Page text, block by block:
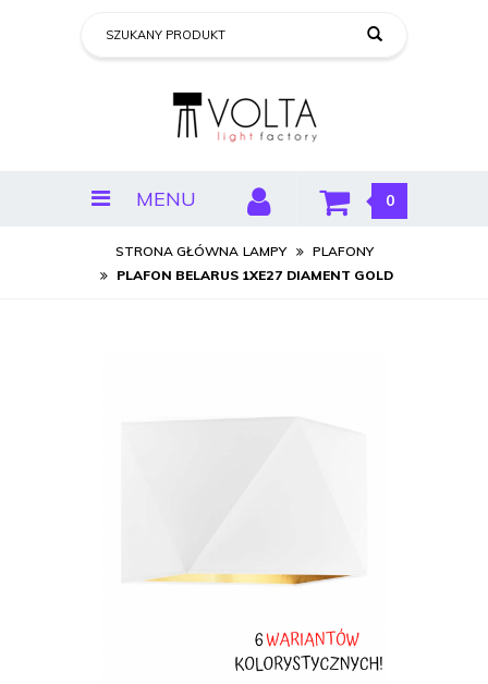
MENU 0
STRONA GŁÓWNA LAMPY
PLAFONY
PLAFON BELARUS 1XE27 DIAMENT GOLD